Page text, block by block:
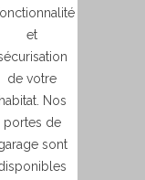
et
de votre
habitat. Nos
portes de
sont